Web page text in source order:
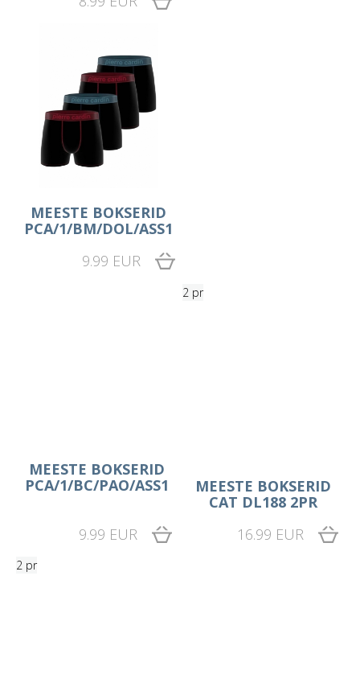
MEESTE BOKSERID
PCA/1/BM/DOL/ASS1
9.99 EUR
MEESTE BOKSERID
PCA/1/BC/PAO/ASS1
9.99 EUR
2 pr
MEESTE BOKSERID
CAT DL188 2PR
16.99 EUR
2 pr